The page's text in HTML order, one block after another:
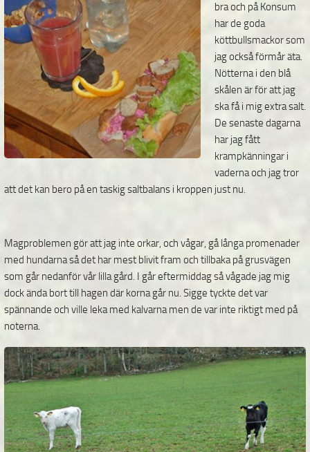
bra och på Konsum
har de goda
köttbullsmackor som
jag också förmår äta.
Nötterna i den blå
skålen är för att jag
ska få i mig extra salt.
De senaste dagarna
har jag fått
krampkänningar i
vaderna och jag tror
att det kan bero på en taskig saltbalans i kroppen just nu.
Magproblemen gör att jag inte orkar, och vågar, gå långa promenader
med hundarna så det har mest blivit fram och tillbaka på grusvägen
som går nedanför vår lilla gård. I går eftermiddag så vågade jag mig
dock ända bort till hagen där korna går nu. Sigge tyckte det var
spännande och ville leka med kalvarna men de var inte riktigt med på
noterna.